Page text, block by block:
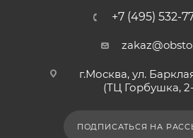
+7 (495) 532-
г.Москва, ул.
(ТЦ Горбушка,
ПОДПИСАТЬСЯ НА